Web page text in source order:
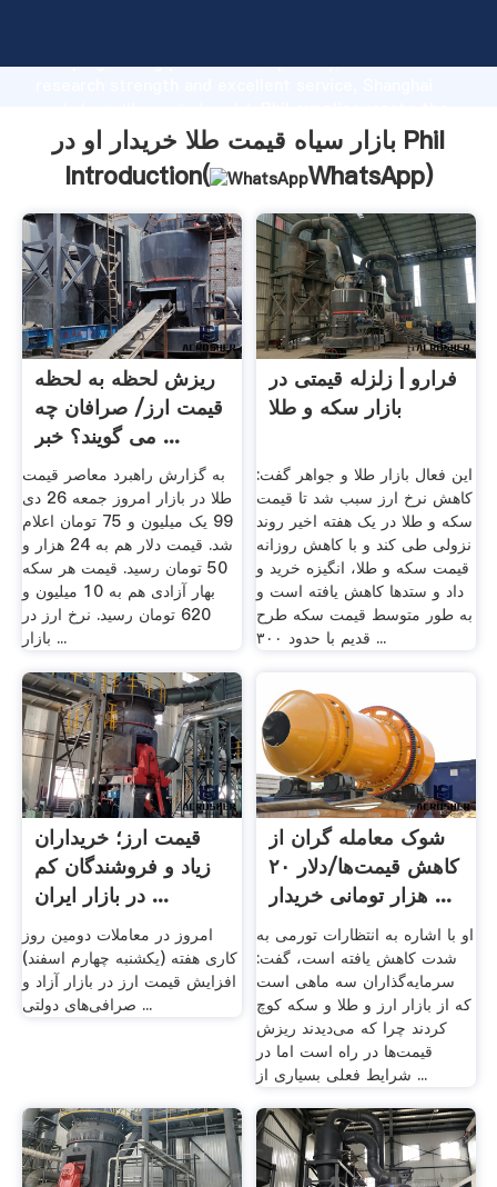
Grasping strong production capability, advanced
value and bring values to all of customers.
بازار سیاه قیمت طلا خریدار او در Phil
Introduction(
WhatsApp)
ریزش لحظه به لحظه
قیمت ارز/ صرافان چه
می گویند؟ خبر ...
به گزارش راهبرد معاصر قیمت
طلا در بازار امروز جمعه 26 دی
99 یک میلیون و 75 تومان اعلام
شد. قیمت دلار هم به 24 هزار و
50 تومان رسید. قیمت هر سکه
بهار آزادی هم به 10 میلیون و
620 تومان رسید. نرخ ارز در
بازار ...
فرارو | زلزله قیمتی در
بازار سکه و طلا
این فعال بازار طلا و جواهر گفت:
کاهش نرخ ارز سبب شد تا قیمت
سکه و طلا در یک هفته اخیر روند
نزولی طی کند و با کاهش روزانه
قیمت سکه و طلا، انگیزه خرید و
داد و ستد‌ها کاهش یافته است و
به طور متوسط قیمت سکه طرح
قدیم با حدود ۳۰۰ ...
قیمت ارز؛ خریداران
زیاد و فروشندگان کم
در بازار ایران ...
امروز در معاملات دومین روز
کاری هفته (یکشنبه چهارم اسفند)
افزایش قیمت ارز در بازار آزاد و
صرافی‌های دولتی ...
شوک معامله گران از
کاهش قیمت‌ها/دلار ٢٠
هزار تومانی خریدار ...
او با اشاره به انتظارات تورمی به
شدت کاهش یافته است، گفت:
سرمایه‌گذاران سه ماهی است
که از بازار ارز و طلا و سکه کوچ
کردند چرا که می‌دیدند ریزش
قیمت‌ها در راه است اما در
شرایط فعلی بسیاری از ...